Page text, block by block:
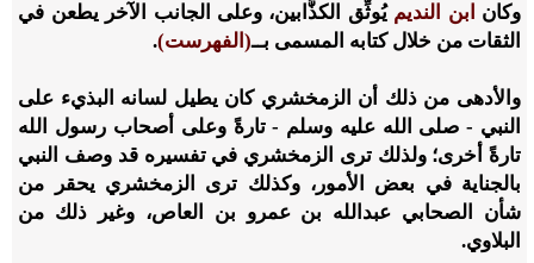
وكان
ابن النديم يُوثِّق الكذَّابين، وعلى الجانب الآخر يطعن في
الثقات من خلال كتابه المسمى بــ(الفهرست).
والأدهى من ذلك أن الزمخشري كان يطيل لسانه البذيء على
النبي - صلى الله عليه وسلم - تارةً وعلى أصحاب رسول الله
تارةً أخرى؛ ولذلك ترى الزمخشري في تفسيره قد وصف النبي
بالجناية في بعض الأمور، وكذلك ترى الزمخشري يحقر من
شأن الصحابي عبدالله بن عمرو بن العاص، وغير ذلك من
البلاوي.